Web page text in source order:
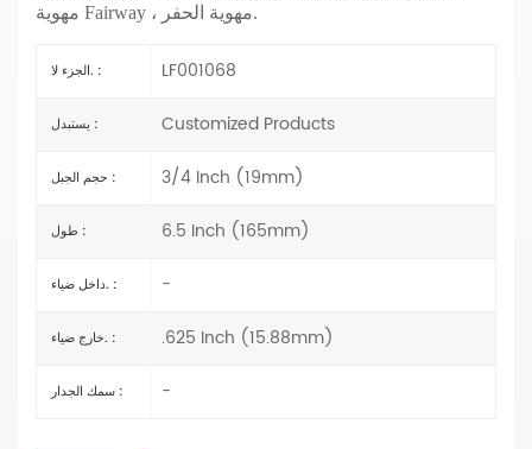
مهوية Fairway ، مهوية الحفر.
الجزء لا. : LF001068
يستبدل : Customized Products
حجم الجبل : 3/4 Inch (19mm)
طول : 6.5 Inch (165mm)
داخل ضياء. : -
خارج ضياء. : .625 Inch (15.88mm)
سمك الجدار : -